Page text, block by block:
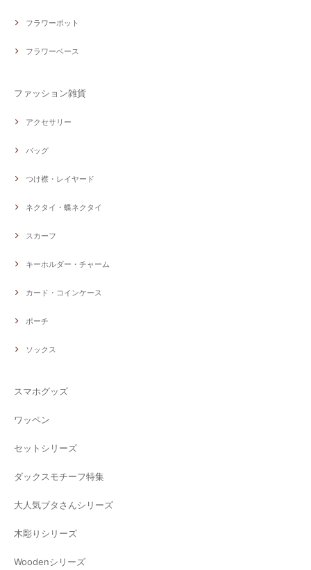
フラワーポット
フラワーベース
ファッション雑貨
アクセサリー
バッグ
つけ襟・レイヤード
ネクタイ・蝶ネクタイ
スカーフ
キーホルダー・チャーム
カード・コインケース
ポーチ
ソックス
スマホグッズ
ワッペン
セットシリーズ
ダックスモチーフ特集
大人気ブタさんシリーズ
木彫りシリーズ
Woodenシリーズ